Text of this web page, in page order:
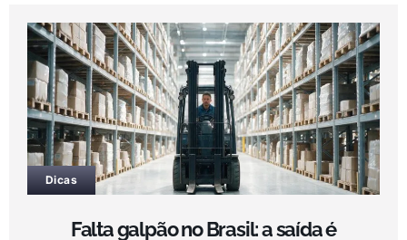
Dicas
Falta galpão no Brasil: a saída é